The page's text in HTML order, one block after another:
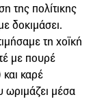
της πολίτικης
δοκιμάσει.
τη χοϊκή
με πουρέ
καρέ
ωριμάζει μέσα